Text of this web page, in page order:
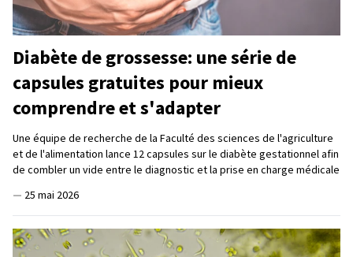
Diabète de grossesse: une série de
capsules gratuites pour mieux
comprendre et s'adapter
Une équipe de recherche de la Faculté des sciences de l'agriculture
et de l'alimentation lance 12 capsules sur le diabète gestationnel afin
de combler un vide entre le diagnostic et la prise en charge médicale
— 25 mai 2026